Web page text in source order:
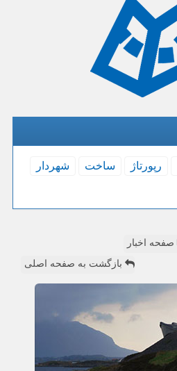
رپورتاژ ساخت
شهردار
صفحه اخبار
بازگشت به صفحه اصلی